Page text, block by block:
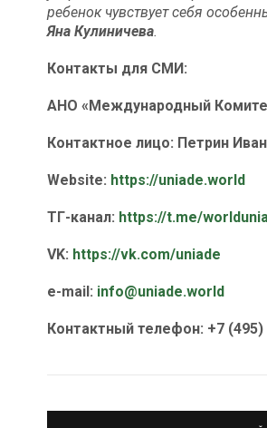
ребенок чувствует себя
Яна Кулиничева.
Контакты для СМИ:
АНО «Международный
Контактное лицо: Петрин
Website: https://uniade.world
ТГ-канал: https://t.me/
VK: https://vk.com/uniade
e-mail: info@uniade.world
Контактный телефон: +7 (495)